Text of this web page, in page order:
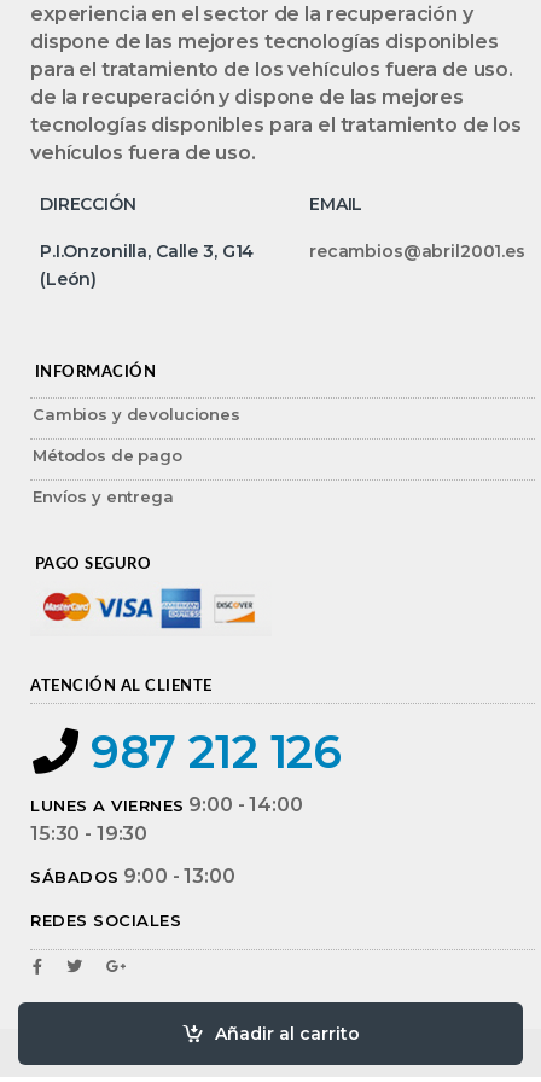
Añadir al carrito
experiencia en el sector de la recuperación y
dispone de las mejores tecnologías disponibles
para el tratamiento de los vehículos fuera de uso.
de la recuperación y dispone de las mejores
tecnologías disponibles para el tratamiento de los
vehículos fuera de uso.
DIRECCIÓN EMAIL
P.I.Onzonilla, Calle 3, G14
(León)
recambios@abril2001.es
INFORMACIÓN
Cambios y devoluciones
Métodos de pago
Envíos y entrega
PAGO SEGURO
ATENCIÓN AL CLIENTE
987 212 126
LUNES A VIERNES 9:00 - 14:00
15:30 - 19:30
SÁBADOS 9:00 - 13:00
REDES SOCIALES